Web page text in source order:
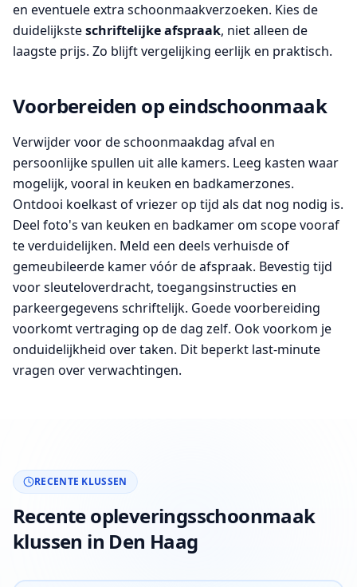
en eventuele extra schoonmaakverzoeken. Kies de
duidelijksteschriftelijke afspraak, niet alleen de
laagste prijs. Zo blijft vergelijking eerlijk en praktisch.
Voorbereiden op eindschoonmaak
Verwijder voor de schoonmaakdag afval en
persoonlijke spullen uit alle kamers. Leeg kasten waar
mogelijk, vooral in keuken en badkamerzones.
Ontdooi koelkast of vriezer op tijd als dat nog nodig is.
Deel foto's van keuken en badkamer om scope vooraf
te verduidelijken. Meld een deels verhuisde of
gemeubileerde kamer vóór de afspraak. Bevestig tijd
voor sleuteloverdracht, toegangsinstructies en
parkeergegevens schriftelijk. Goede voorbereiding
voorkomt vertraging op de dag zelf. Ook voorkom je
onduidelijkheid over taken. Dit beperkt last-minute
vragen over verwachtingen.
RECENTE KLUSSEN
Recente opleveringsschoonmaak
klussen in Den Haag